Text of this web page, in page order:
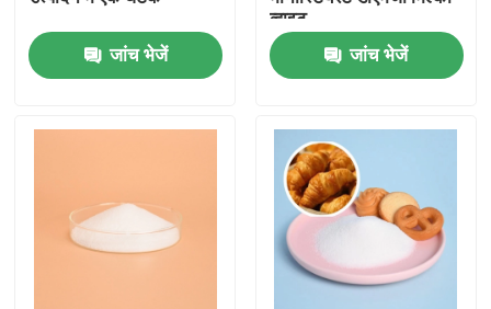
घर
वीडियो
जांच भेजें
व्हाइट
जांच भेजें